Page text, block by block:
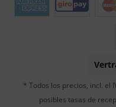
* Todos los precios, incl. el
posibles tasas de